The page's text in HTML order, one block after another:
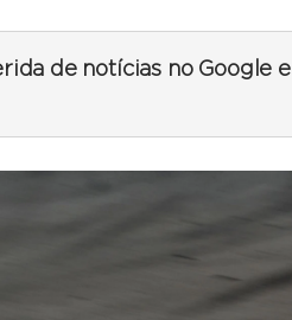
de notícias no Google e